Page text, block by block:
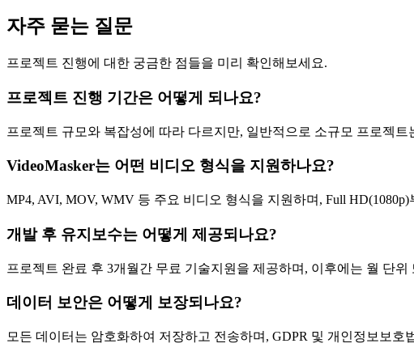
자주 묻는 질문
프로젝트 진행에 대한 궁금한 점들을 미리 확인해보세요.
프로젝트 진행 기간은 어떻게 되나요?
프로젝트 규모와 복잡성에 따라 다르지만, 일반적으로 소규모 프로젝
VideoMasker는 어떤 비디오 형식을 지원하나요?
MP4, AVI, MOV, WMV 등 주요 비디오 형식을 지원하며, Full
개발 후 유지보수는 어떻게 제공되나요?
프로젝트 완료 후 3개월간 무료 기술지원을 제공하며, 이후에는 월 단
데이터 보안은 어떻게 보장되나요?
모든 데이터는 암호화하여 저장하고 전송하며, GDPR 및 개인정보보